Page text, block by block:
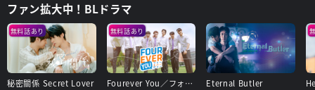
ファン拡大中！BLドラマ
無料話あり
秘密關係 Secret Lover
無料話あり
Fourever You／フォーエバー・ユー Eternal Butler